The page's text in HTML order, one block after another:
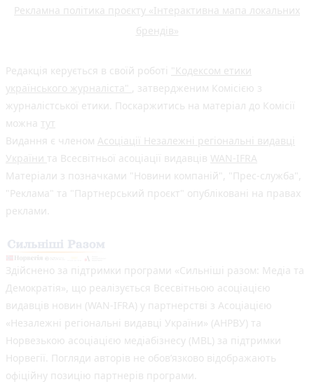
Рекламна політика проєкту «Інтерактивна мапа локальних
брендів»
Редакція керується в своїй роботі "Кодексом етики
українського журналіста" , затвердженим Комісією з
журналістської етики. Поскаржитись на матеріал до Комісії
можна тут
Видання є членом Асоціації Незалежні регіональні видавці
України та Всесвітньої асоціації видавців WAN-IFRA
Матеріали з позначками "Новини компаній", "Прес-служба",
"Реклама" та "Партнерський проєкт" опубліковані на правах
реклами.
Здійснено за підтримки програми «Сильніші разом: Медіа та
Демократія», що реалізується Всесвітньою асоціацією
видавців новин (WAN-IFRA) у партнерстві з Асоціацією
«Незалежні регіональні видавці України» (АНРВУ) та
Норвезькою асоціацією медіабізнесу (MBL) за підтримки
Норвегії. Погляди авторів не обов’язково відображають
офіційну позицію партнерів програми.